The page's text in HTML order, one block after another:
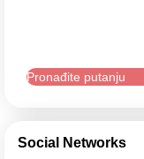
Pronađite putanju
Social Networks